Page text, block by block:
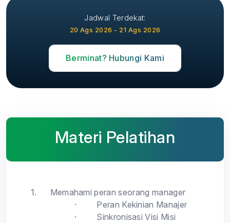
Jadwal Terdekat:
20 Ags 2026 - 21 Ags 2026
Berminat? Hubungi Kami
Materi Pelatihan
1.
Memahami peran seorang manager
·
Peran Kekinian Manajer
·
Sinkronisasi Visi Misi